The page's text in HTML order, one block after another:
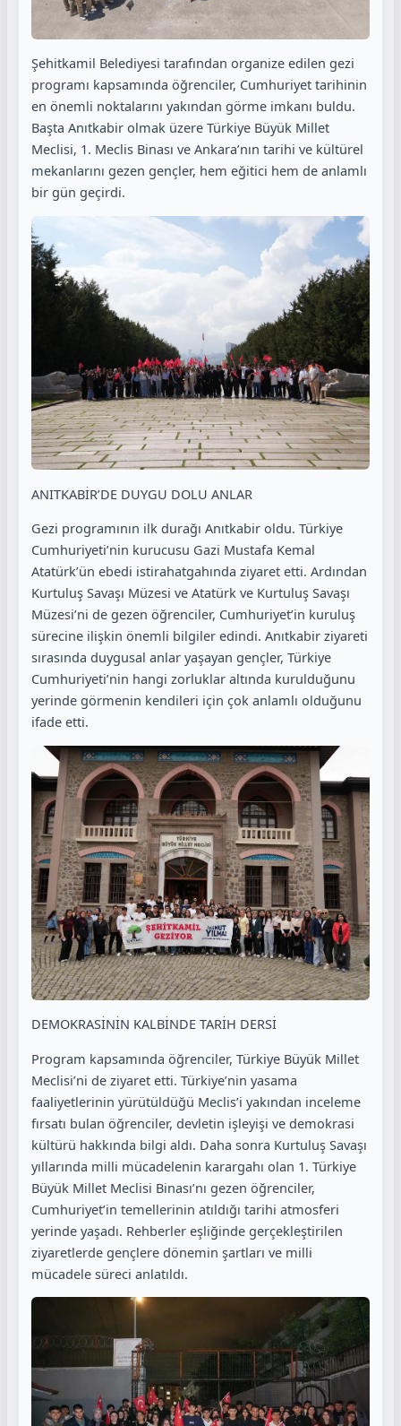
Şehitkamil Belediyesi tarafından organize edilen gezi
programı kapsamında öğrenciler, Cumhuriyet tarihinin
en önemli noktalarını yakından görme imkanı buldu.
Başta Anıtkabir olmak üzere Türkiye Büyük Millet
Meclisi, 1. Meclis Binası ve Ankara’nın tarihi ve kültürel
mekanlarını gezen gençler, hem eğitici hem de anlamlı
bir gün geçirdi.
ANITKABİR’DE DUYGU DOLU ANLAR
Gezi programının ilk durağı Anıtkabir oldu. Türkiye
Cumhuriyeti’nin kurucusu Gazi Mustafa Kemal
Atatürk’ün ebedi istirahatgahında ziyaret etti. Ardından
Kurtuluş Savaşı Müzesi ve Atatürk ve Kurtuluş Savaşı
Müzesi’ni de gezen öğrenciler, Cumhuriyet’in kuruluş
sürecine ilişkin önemli bilgiler edindi. Anıtkabir ziyareti
sırasında duygusal anlar yaşayan gençler, Türkiye
Cumhuriyeti’nin hangi zorluklar altında kurulduğunu
yerinde görmenin kendileri için çok anlamlı olduğunu
ifade etti.
DEMOKRASİNİN KALBİNDE TARİH DERSİ
Program kapsamında öğrenciler, Türkiye Büyük Millet
Meclisi’ni de ziyaret etti. Türkiye’nin yasama
faaliyetlerinin yürütüldüğü Meclis’i yakından inceleme
fırsatı bulan öğrenciler, devletin işleyişi ve demokrasi
kültürü hakkında bilgi aldı. Daha sonra Kurtuluş Savaşı
yıllarında milli mücadelenin karargahı olan 1. Türkiye
Büyük Millet Meclisi Binası’nı gezen öğrenciler,
Cumhuriyet’in temellerinin atıldığı tarihi atmosferi
yerinde yaşadı. Rehberler eşliğinde gerçekleştirilen
ziyaretlerde gençlere dönemin şartları ve milli
mücadele süreci anlatıldı.